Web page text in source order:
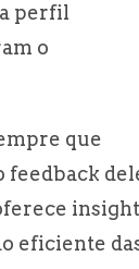
perfil
o
que
feedback
eficiente